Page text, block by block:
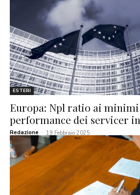
ESTERI
Europa: Npl ratio ai
performance dei servicer
Redazione - 19 Febbraio 2025